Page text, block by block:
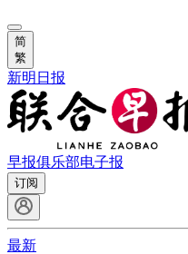
简
繁
新明日报
早报俱乐部电子报
订阅
最新